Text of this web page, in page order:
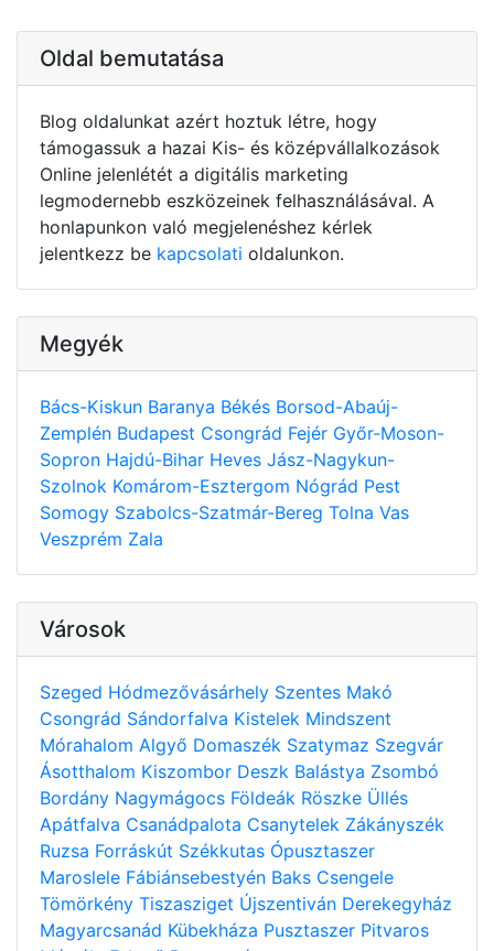
Oldal bemutatása
Blog oldalunkat azért hoztuk létre, hogy
támogassuk a hazai Kis- és középvállalkozások
Online jelenlétét a digitális marketing
legmodernebb eszközeinek felhasználásával. A
honlapunkon való megjelenéshez kérlek
jelentkezz be kapcsolati oldalunkon.
Megyék
Bács-Kiskun Baranya Békés Borsod-Abaúj-
Zemplén Budapest Csongrád Fejér Győr-Moson-
Sopron Hajdú-Bihar Heves Jász-Nagykun-
Szolnok Komárom-Esztergom Nógrád Pest
Somogy Szabolcs-Szatmár-Bereg Tolna Vas
Veszprém Zala
Városok
Szeged Hódmezővásárhely Szentes Makó
Csongrád Sándorfalva Kistelek Mindszent
Mórahalom Algyő Domaszék Szatymaz Szegvár
Ásotthalom Kiszombor Deszk Balástya Zsombó
Bordány Nagymágocs Földeák Röszke Üllés
Apátfalva Csanádpalota Csanytelek Zákányszék
Ruzsa Forráskút Székkutas Ópusztaszer
Maroslele Fábiánsebestyén Baks Csengele
Tömörkény Tiszasziget Újszentiván Derekegyház
Magyarcsanád Kübekháza Pusztaszer Pitvaros